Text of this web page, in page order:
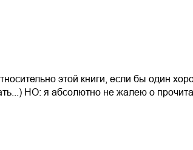
этой книги, если бы один
НО: я абсолютно не жалею о